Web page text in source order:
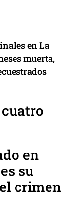
en La
muerta,
en
su
crimen